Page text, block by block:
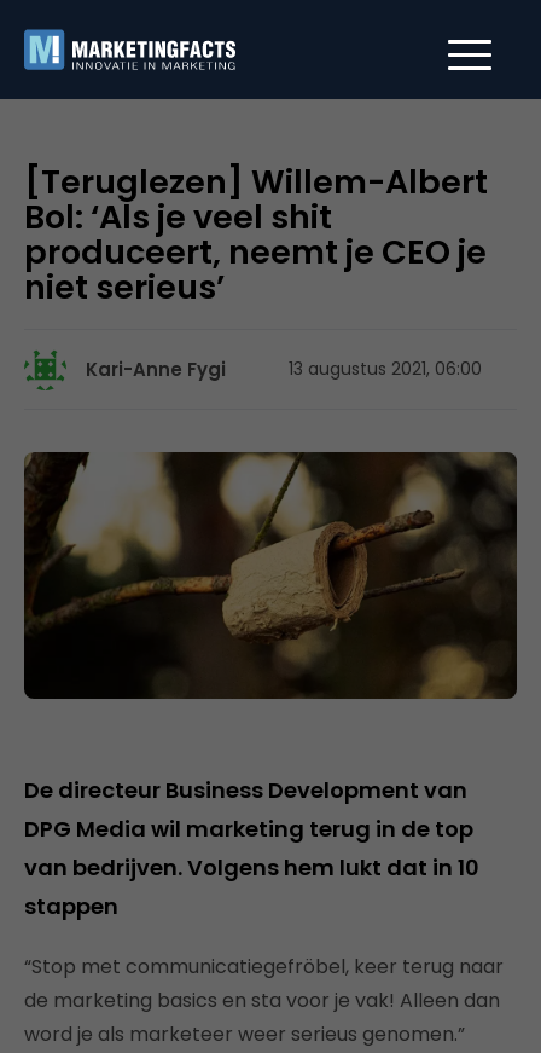
[Teruglezen] Willem-Albert
Bol: ‘Als je veel shit
produceert, neemt je CEO je
niet serieus’
Kari-Anne Fygi 13 augustus 2021, 06:00
De directeur Business Development van
DPG Media wil marketing terug in de top
van bedrijven. Volgens hem lukt dat in 10
stappen
“Stop met communicatiegefröbel, keer terug naar
de marketing basics en sta voor je vak! Alleen dan
word je als marketeer weer serieus genomen.”